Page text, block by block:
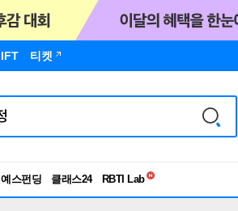
티켓
예스펀딩 클래스24
독서유형검사